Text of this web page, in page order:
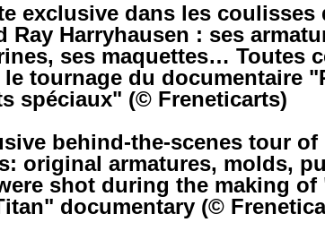
exclusive dans les
Ray Harryhausen : ses
ses maquettes… Toutes
tournage du documentaire
spéciaux" (© Freneticarts)
behind-the-scenes tour
original armatures, molds,
shot during the making of
documentary (©